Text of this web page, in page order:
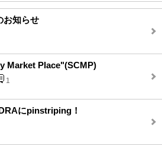
お知らせ
Market Place"(SCMP)
1
にpinstriping！